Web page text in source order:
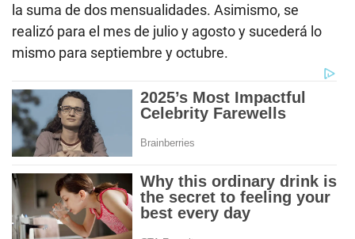
la suma de dos mensualidades. Asimismo, se
realizó para el mes de julio y agosto y sucederá lo
mismo para septiembre y octubre.